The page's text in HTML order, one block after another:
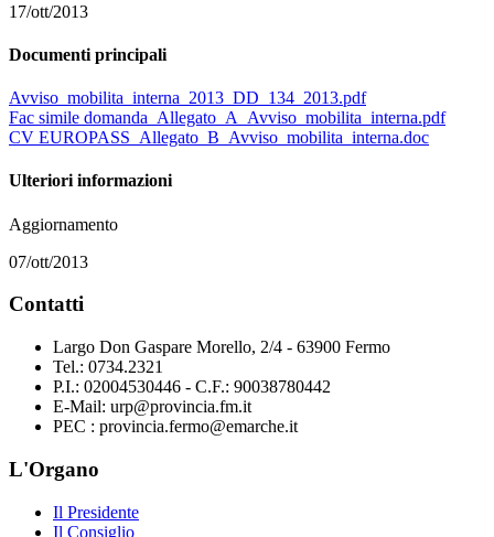
17/ott/2013
Documenti principali
Avviso_mobilita_interna_2013_DD_134_2013.pdf
Fac simile domanda_Allegato_A_Avviso_mobilita_interna.pdf
CV EUROPASS_Allegato_B_Avviso_mobilita_interna.doc
Ulteriori informazioni
Aggiornamento
07/ott/2013
Contatti
Largo Don Gaspare Morello, 2/4 - 63900 Fermo
Tel.: 0734.2321
P.I.: 02004530446 - C.F.: 90038780442
E-Mail: urp@provincia.fm.it
PEC : provincia.fermo@emarche.it
L'Organo
Il Presidente
Il Consiglio